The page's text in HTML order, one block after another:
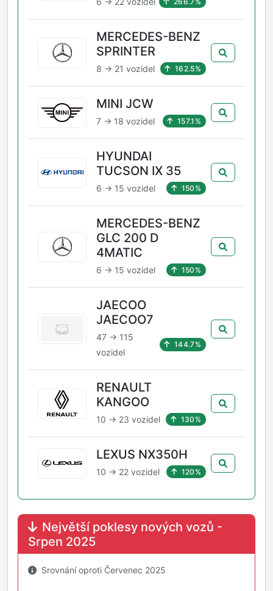
MERCEDES-BENZ
SPRINTER
8 → 21 vozidel 162.5%
MINI JCW
7 → 18 vozidel 157.1%
HYUNDAI
TUCSON IX 35
6 → 15 vozidel 150%
MERCEDES-BENZ
GLC 200 D
4MATIC
6 → 15 vozidel 150%
JAECOO
JAECOO7
47 → 115
vozidel
144.7%
RENAULT
KANGOO
10 → 23 vozidel 130%
LEXUS NX350H
10 → 22 vozidel 120%
Největší poklesy nových vozů -
Srpen 2025
Srovnání oproti Červenec 2025